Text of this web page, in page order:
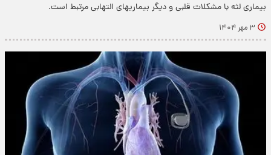
بیماری لثه با مشکلات قلبی و دیگر بیماریهای التهابی مرتبط است.
۳ مهر ۱۴۰۴